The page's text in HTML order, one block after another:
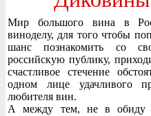
Мир большого вина в
виноделу, для того чтобы
шанс познакомить со
российскую публику,
счастливое стечение
одном лице удачливого
любителя вин.
А между тем, не в обиду